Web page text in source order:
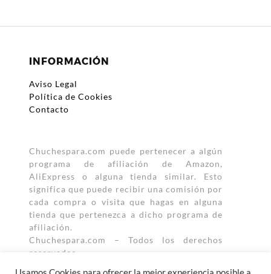
b
o
o
k
er
s
A
p
p
p
INFORMACIÓN
Aviso Legal
Política de Cookies
Contacto
Chuchespara.com puede pertenecer a algún
programa de afiliación de Amazon,
AliExpress o alguna tienda similar. Esto
significa que puede recibir una comisión por
cada compra o visita que hagas en alguna
tienda que pertenezca a dicho programa de
afiliación.
Chuchespara.com – Todos los derechos
reservados.